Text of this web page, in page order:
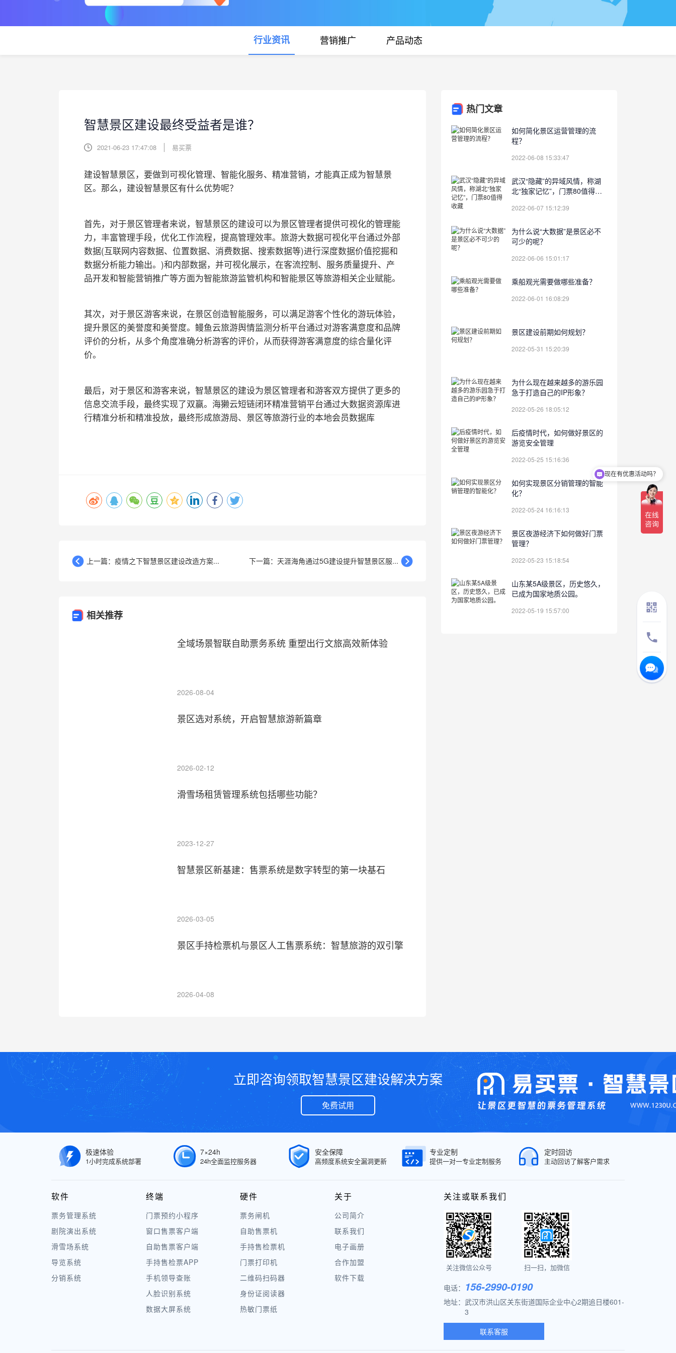
行业资讯 营销推广 产品动态
智慧景区建设最终受益者是谁？
2021-06-23 17:47:08 易买票
建设智慧景区，要做到可视化管理、智能化服务、精准营销，才能真正成为智慧景
区。那么，建设智慧景区有什么优势呢？
首先，对于景区管理者来说，智慧景区的建设可以为景区管理者提供可视化的管理能
力，丰富管理手段，优化工作流程，提高管理效率。旅游大数据可视化平台通过外部
数据(互联网内容数据、位置数据、消费数据、搜索数据等)进行深度数据价值挖掘和
数据分析能力输出。)和内部数据，并可视化展示，在客流控制、服务质量提升、产
品开发和智能营销推广等方面为智能旅游监管机构和智能景区等旅游相关企业赋能。
其次，对于景区游客来说，在景区创造智能服务，可以满足游客个性化的游玩体验，
提升景区的美誉度和美誉度。鳗鱼云旅游舆情监测分析平台通过对游客满意度和品牌
评价的分析，从多个角度准确分析游客的评价，从而获得游客满意度的综合量化评
价。
最后，对于景区和游客来说，智慧景区的建设为景区管理者和游客双方提供了更多的
信息交流手段，最终实现了双赢。海獭云短链闭环精准营销平台通过大数据资源库进
行精准分析和精准投放，最终形成旅游局、景区等旅游行业的本地会员数据库
上一篇：疫情之下智慧景区建设改造方案... 下一篇：天涯海角通过5G建设提升智慧景区服...
相关推荐
全域场景智联自助票务系统 重塑出行文旅高效新体验
2026-08-04
景区选对系统，开启智慧旅游新篇章
2026-02-12
滑雪场租赁管理系统包括哪些功能？
2023-12-27
智慧景区新基建：售票系统是数字转型的第一块基石
2026-03-05
景区手持检票机与景区人工售票系统：智慧旅游的双引擎
2026-04-08
热门文章
如何简化景区运营管理的流
程？
2022-06-08 15:33:47
武汉“隐藏”的异域风情，称湖
北“独家记忆”，门票80值得收
2022-06-07 15:12:39
为什么说“大数据”是景区必不
可少的呢？
2022-06-06 15:01:17
乘船观光需要做哪些准备？
2022-06-01 16:08:29
景区建设前期如何规划？
2022-05-31 15:20:39
为什么现在越来越多的游乐园
急于打造自己的IP形象？
2022-05-26 18:05:12
后疫情时代，如何做好景区的
游览安全管理
2022-05-25 15:16:36
如何实现景区分销管理的智能
化？
2022-05-24 16:16:13
景区夜游经济下如何做好门票
管理？
2022-05-23 15:18:54
山东某5A级景区，历史悠久，
已成为国家地质公园。
2022-05-19 15:57:00
立即咨询领取智慧景区建设解决方案
免费试用
极速体验
1小时完成系统部署
7×24h
24h全面监控服务器
安全保障
高频度系统安全漏洞更新
专业定制
提供一对一专业定制服务
定时回访
主动回访了解客户需求
软件
票务管理系统
剧院演出系统
滑雪场系统
导览系统
分销系统
终端
门票预约小程序
窗口售票客户端
自助售票客户端
手持售检票APP
手机领导查账
人脸识别系统
数据大屏系统
硬件
票务闸机
自助售票机
手持售检票机
门票打印机
二维码扫码器
身份证阅读器
热敏门票纸
关于
公司简介
联系我们
电子画册
合作加盟
软件下载
关注或联系我们
关注微信公众号 扫一扫，加微信
电话： 156-2990-0190
地址： 武汉市洪山区关东街道国际企业中心2期追日楼601-
3
联系客服
现在有优惠活动吗？